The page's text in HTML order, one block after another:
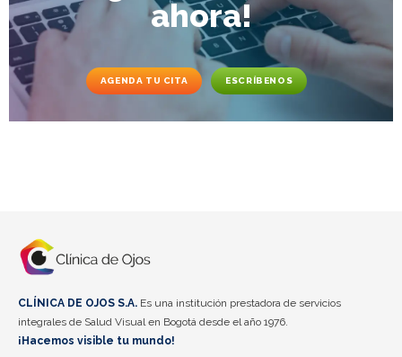
ahora!
AGENDA TU CITA ESCRÍBENOS
CLÍNICA DE OJOS S.A. Es una institución prestadora de servicios
integrales de Salud Visual en Bogotá desde el año 1976.
¡Hacemos visible tu mundo!